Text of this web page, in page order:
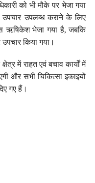
को भी मौके पर भेजा गया
उपलब्ध कराने के लिए
ऋषिकेश भेजा गया है, जबकि
किया गया।
में राहत एवं बचाव कार्यों में
और सभी चिकित्सा इकाइयों
गए हैं।